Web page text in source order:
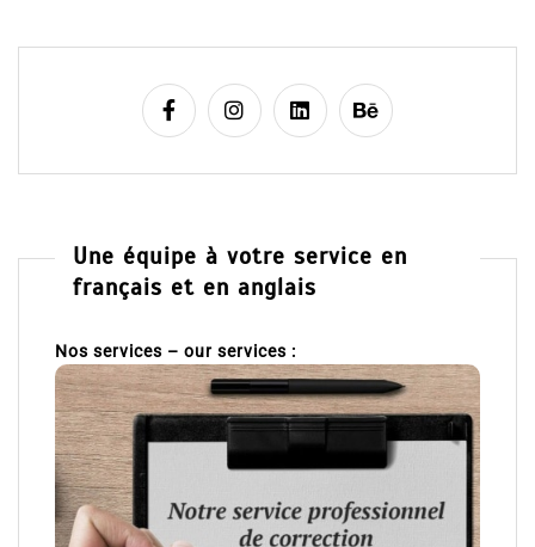
Une équipe à votre service en
français et en anglais
Nos services – our services :